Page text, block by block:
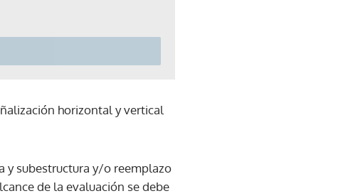
horizontal y vertical
y subestructura y/o reemplazo
de la evaluación se debe